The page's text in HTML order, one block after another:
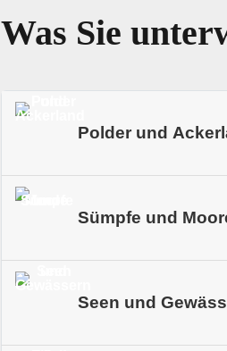
Was Sie
Polder und
In Duurswold radeln Sie
Muster geben. Dörfer und
Sümpfe und
Im ’t Roegwold wechselt
den Rändern. Rund um
Seen und